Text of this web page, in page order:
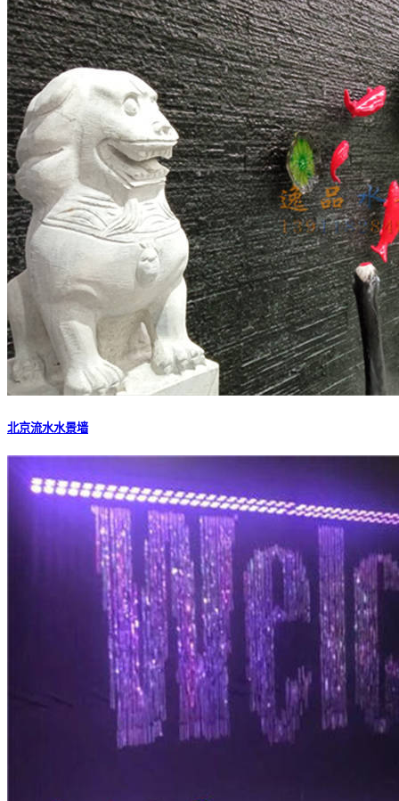
北京流水水景墙